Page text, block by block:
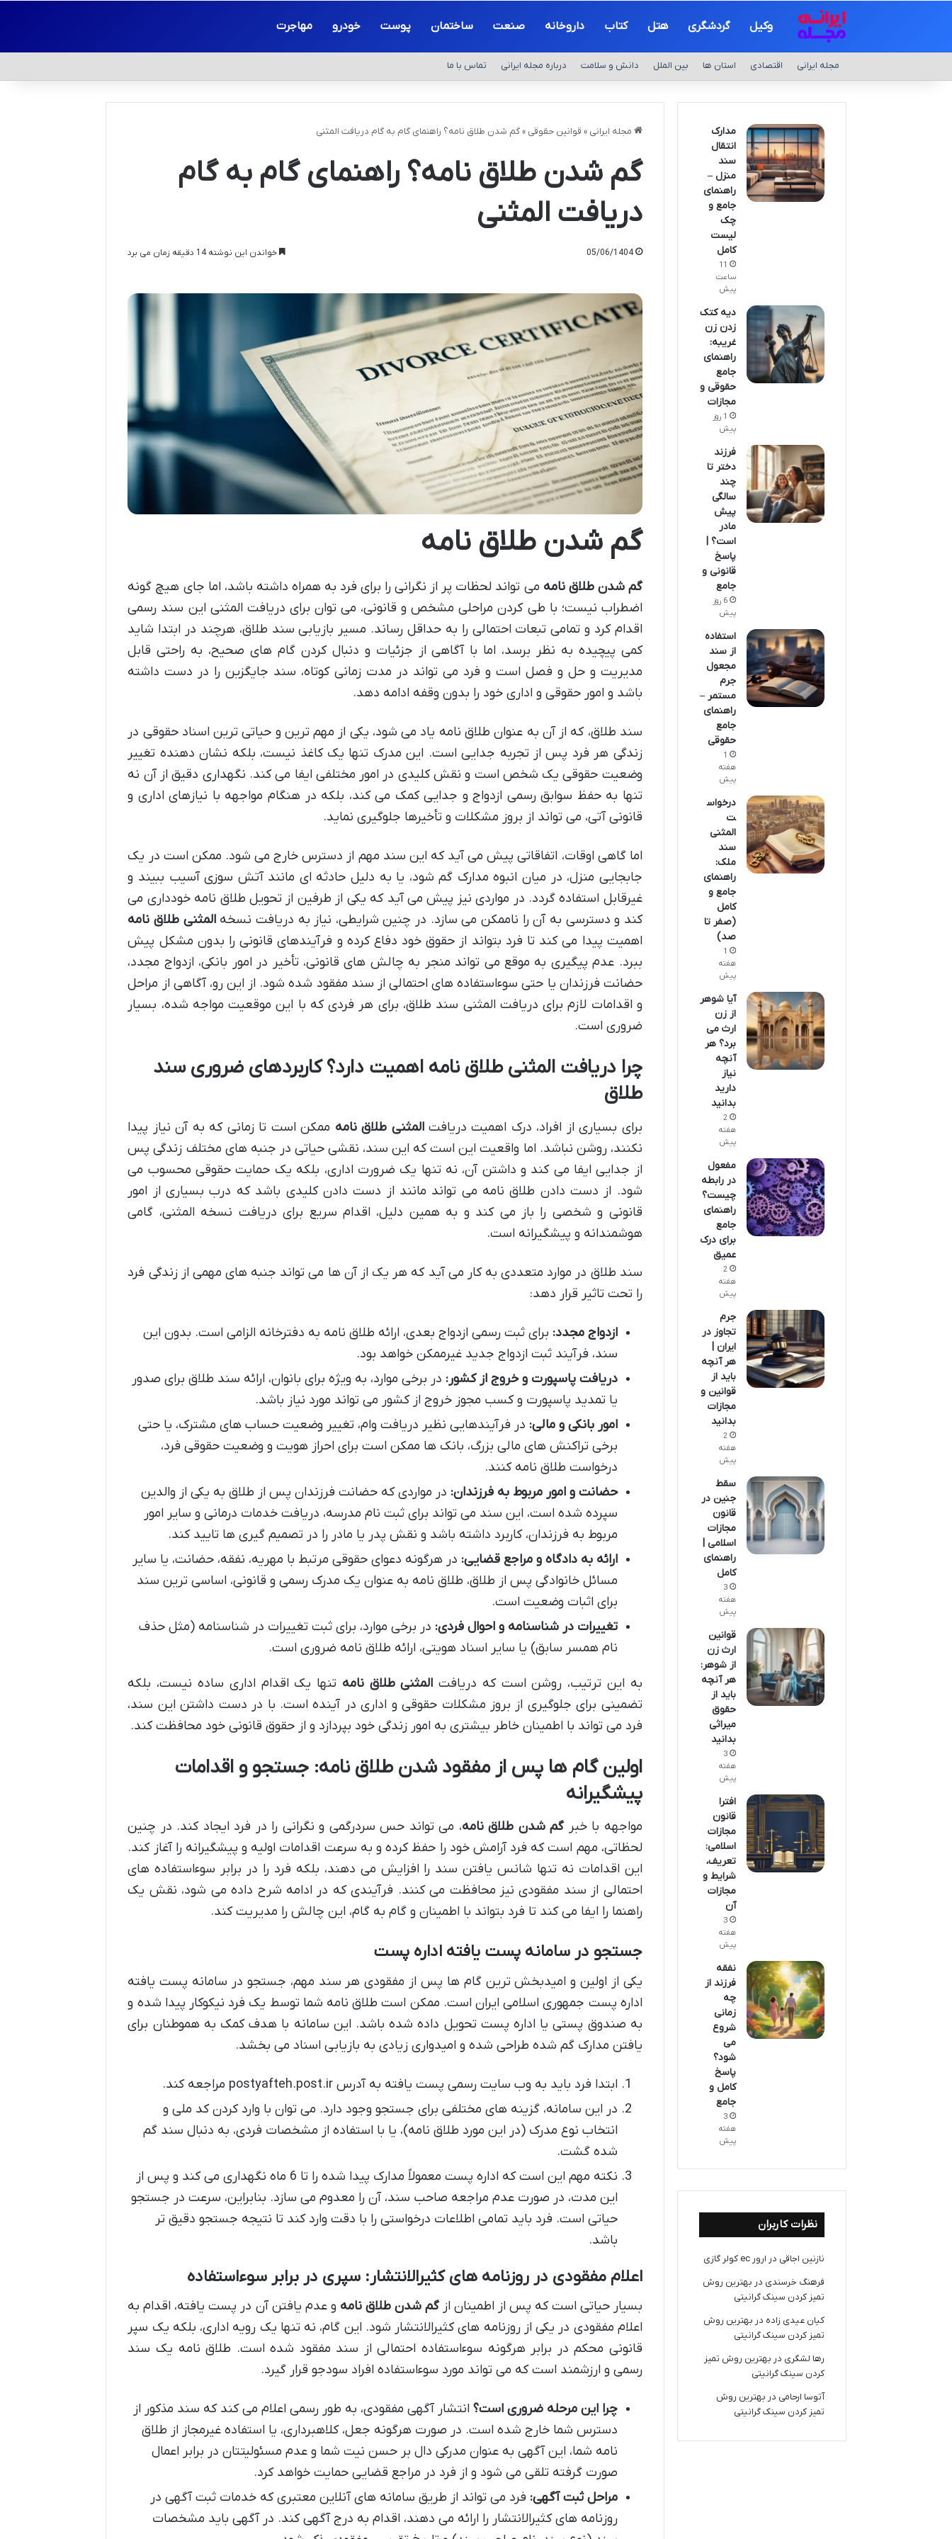
وکیل گردشگری هتل کتاب داروخانه صنعت ساختمان پوست خودرو مهاجرت
مجله ایرانی اقتصادی استان ها بین الملل دانش و سلامت درباره مجله ایرانی تماس با ما
مجله ایرانی » قوانین حقوقی » گم شدن طلاق نامه؟ راهنمای گام به گام دریافت المثنی
گم شدن طلاق نامه؟ راهنمای گام به گام
دریافت المثنی
05/06/1404 خواندن این نوشته 14 دقیقه زمان می برد
گم شدن طلاق نامه
گم شدن طلاق نامه می تواند لحظات پر از نگرانی را برای فرد به همراه داشته باشد، اما جای هیچ گونه
اضطراب نیست؛ با طی کردن مراحلی مشخص و قانونی، می توان برای دریافت المثنی این سند رسمی
اقدام کرد و تمامی تبعات احتمالی را به حداقل رساند. مسیر بازیابی سند طلاق، هرچند در ابتدا شاید
کمی پیچیده به نظر برسد، اما با آگاهی از جزئیات و دنبال کردن گام های صحیح، به راحتی قابل
مدیریت و حل و فصل است و فرد می تواند در مدت زمانی کوتاه، سند جایگزین را در دست داشته
باشد و امور حقوقی و اداری خود را بدون وقفه ادامه دهد.
سند طلاق، که از آن به عنوان طلاق نامه یاد می شود، یکی از مهم ترین و حیاتی ترین اسناد حقوقی در
زندگی هر فرد پس از تجربه جدایی است. این مدرک تنها یک کاغذ نیست، بلکه نشان دهنده تغییر
وضعیت حقوقی یک شخص است و نقش کلیدی در امور مختلفی ایفا می کند. نگهداری دقیق از آن نه
تنها به حفظ سوابق رسمی ازدواج و جدایی کمک می کند، بلکه در هنگام مواجهه با نیازهای اداری و
قانونی آتی، می تواند از بروز مشکلات و تأخیرها جلوگیری نماید.
اما گاهی اوقات، اتفاقاتی پیش می آید که این سند مهم از دسترس خارج می شود. ممکن است در یک
جابجایی منزل، در میان انبوه مدارک گم شود، یا به دلیل حادثه ای مانند آتش سوزی آسیب ببیند و
غیرقابل استفاده گردد. در مواردی نیز پیش می آید که یکی از طرفین از تحویل طلاق نامه خودداری می
کند و دسترسی به آن را ناممکن می سازد. در چنین شرایطی، نیاز به دریافت نسخهالمثنی طلاق نامه
اهمیت پیدا می کند تا فرد بتواند از حقوق خود دفاع کرده و فرآیندهای قانونی را بدون مشکل پیش
ببرد. عدم پیگیری به موقع می تواند منجر به چالش های قانونی، تأخیر در امور بانکی، ازدواج مجدد،
حضانت فرزندان یا حتی سوءاستفاده های احتمالی از سند مفقود شده شود. از این رو، آگاهی از مراحل
و اقدامات لازم برای دریافت المثنی سند طلاق، برای هر فردی که با این موقعیت مواجه شده، بسیار
ضروری است.
چرا دریافت المثنی طلاق نامه اهمیت دارد؟ کاربردهای ضروری سند
طلاق
برای بسیاری از افراد، درک اهمیت دریافتالمثنی طلاق نامه ممکن است تا زمانی که به آن نیاز پیدا
نکنند، روشن نباشد. اما واقعیت این است که این سند، نقشی حیاتی در جنبه های مختلف زندگی پس
از جدایی ایفا می کند و داشتن آن، نه تنها یک ضرورت اداری، بلکه یک حمایت حقوقی محسوب می
شود. از دست دادن طلاق نامه می تواند مانند از دست دادن کلیدی باشد که درب بسیاری از امور
قانونی و شخصی را باز می کند و به همین دلیل، اقدام سریع برای دریافت نسخه المثنی، گامی
هوشمندانه و پیشگیرانه است.
سند طلاق در موارد متعددی به کار می آید که هر یک از آن ها می تواند جنبه های مهمی از زندگی فرد
را تحت تاثیر قرار دهد:
ازدواج مجدد: برای ثبت رسمی ازدواج بعدی، ارائه طلاق نامه به دفترخانه الزامی است. بدون این
سند، فرآیند ثبت ازدواج جدید غیرممکن خواهد بود.
دریافت پاسپورت و خروج از کشور: در برخی موارد، به ویژه برای بانوان، ارائه سند طلاق برای صدور
یا تمدید پاسپورت و کسب مجوز خروج از کشور می تواند مورد نیاز باشد.
امور بانکی و مالی: در فرآیندهایی نظیر دریافت وام، تغییر وضعیت حساب های مشترک، یا حتی
برخی تراکنش های مالی بزرگ، بانک ها ممکن است برای احراز هویت و وضعیت حقوقی فرد،
درخواست طلاق نامه کنند.
حضانت و امور مربوط به فرزندان: در مواردی که حضانت فرزندان پس از طلاق به یکی از والدین
سپرده شده است، این سند می تواند برای ثبت نام مدرسه، دریافت خدمات درمانی و سایر امور
مربوط به فرزندان، کاربرد داشته باشد و نقش پدر یا مادر را در تصمیم گیری ها تایید کند.
ارائه به دادگاه و مراجع قضایی: در هرگونه دعوای حقوقی مرتبط با مهریه، نفقه، حضانت، یا سایر
مسائل خانوادگی پس از طلاق، طلاق نامه به عنوان یک مدرک رسمی و قانونی، اساسی ترین سند
برای اثبات وضعیت است.
تغییرات در شناسنامه و احوال فردی: در برخی موارد، برای ثبت تغییرات در شناسنامه (مثل حذف
نام همسر سابق) یا سایر اسناد هویتی، ارائه طلاق نامه ضروری است.
به این ترتیب، روشن است که دریافت المثنی طلاق نامه تنها یک اقدام اداری ساده نیست، بلکه
تضمینی برای جلوگیری از بروز مشکلات حقوقی و اداری در آینده است. با در دست داشتن این سند،
فرد می تواند با اطمینان خاطر بیشتری به امور زندگی خود بپردازد و از حقوق قانونی خود محافظت کند.
اولین گام ها پس از مفقود شدن طلاق نامه: جستجو و اقدامات
پیشگیرانه
مواجهه با خبرگم شدن طلاق نامه، می تواند حس سردرگمی و نگرانی را در فرد ایجاد کند. در چنین
لحظاتی، مهم است که فرد آرامش خود را حفظ کرده و به سرعت اقدامات اولیه و پیشگیرانه را آغاز کند.
این اقدامات نه تنها شانس یافتن سند را افزایش می دهند، بلکه فرد را در برابر سوءاستفاده های
احتمالی از سند مفقودی نیز محافظت می کنند. فرآیندی که در ادامه شرح داده می شود، نقش یک
راهنما را ایفا می کند تا فرد بتواند با اطمینان و گام به گام، این چالش را مدیریت کند.
جستجو در سامانه پست یافته اداره پست
یکی از اولین و امیدبخش ترین گام ها پس از مفقودی هر سند مهم، جستجو در سامانه پست یافته
اداره پست جمهوری اسلامی ایران است. ممکن است طلاق نامه شما توسط یک فرد نیکوکار پیدا شده و
به صندوق پستی یا اداره پست تحویل داده شده باشد. این سامانه با هدف کمک به هموطنان برای
یافتن مدارک گم شده طراحی شده و امیدواری زیادی به بازیابی اسناد می بخشد.
ابتدا فرد باید به وب سایت رسمی پست یافته به آدرس postyafteh.post.ir مراجعه کند.
در این سامانه، گزینه های مختلفی برای جستجو وجود دارد. می توان با وارد کردن کد ملی و
انتخاب نوع مدرک (در این مورد طلاق نامه)، یا با استفاده از مشخصات فردی، به دنبال سند گم
شده گشت.
نکته مهم این است که اداره پست معمولاً مدارک پیدا شده را تا 6 ماه نگهداری می کند و پس از
این مدت، در صورت عدم مراجعه صاحب سند، آن را معدوم می سازد. بنابراین، سرعت در جستجو
حیاتی است. فرد باید تمامی اطلاعات درخواستی را با دقت وارد کند تا نتیجه جستجو دقیق تر
باشد.
اعلام مفقودی در روزنامه های کثیرالانتشار: سپری در برابر سوءاستفاده
بسیار حیاتی است که پس از اطمینان ازگم شدن طلاق نامه و عدم یافتن آن در پست یافته، اقدام به
اعلام مفقودی در یکی از روزنامه های کثیرالانتشار شود. این گام، نه تنها یک رویه اداری، بلکه یک سپر
قانونی محکم در برابر هرگونه سوءاستفاده احتمالی از سند مفقود شده است. طلاق نامه یک سند
رسمی و ارزشمند است که می تواند مورد سوءاستفاده افراد سودجو قرار گیرد.
چرا این مرحله ضروری است؟ انتشار آگهی مفقودی، به طور رسمی اعلام می کند که سند مذکور از
دسترس شما خارج شده است. در صورت هرگونه جعل، کلاهبرداری، یا استفاده غیرمجاز از طلاق
نامه شما، این آگهی به عنوان مدرکی دال بر حسن نیت شما و عدم مسئولیتتان در برابر اعمال
صورت گرفته تلقی می شود و از فرد در مراجع قضایی حمایت خواهد کرد.
مراحل ثبت آگهی: فرد می تواند از طریق سامانه های آنلاین معتبری که خدمات ثبت آگهی در
روزنامه های کثیرالانتشار را ارائه می دهند، اقدام به درج آگهی کند. در آگهی باید مشخصات
مدارک
انتقال
سند
منزل –
راهنمای
جامع و
چک
لیست
کامل
11
ساعت
پیش
دیه کتک
زدن زن
غریبه:
راهنمای
جامع
حقوقی و
مجازات
1 روز
پیش
فرزند
دختر تا
چند
سالگی
پیش
مادر
است؟ |
پاسخ
قانونی و
جامع
6 روز
پیش
استفاده
از سند
مجعول
جرم
مستمر –
راهنمای
جامع
حقوقی
1
هفته
پیش
درخواس
ت
المثنی
سند
ملک:
راهنمای
جامع و
کامل
(صفر تا
صد)
1
هفته
پیش
آیا شوهر
از زن
ارث می
برد؟ هر
آنچه
نیاز
دارید
بدانید
2
هفته
پیش
مفعول
در رابطه
چیست؟
راهنمای
جامع
برای درک
عمیق
2
هفته
پیش
جرم
تجاوز در
ایران |
هر آنچه
باید از
قوانین و
مجازات
بدانید
2
هفته
پیش
سقط
جنین در
قانون
مجازات
اسلامی |
راهنمای
کامل
3
هفته
پیش
قوانین
ارث زن
از شوهر:
هر آنچه
باید از
حقوق
میراثی
بدانید
3
هفته
پیش
افترا
قانون
مجازات
اسلامی:
تعریف،
شرایط و
مجازات
آن
3
هفته
پیش
نفقه
فرزند از
چه
زمانی
شروع
می
شود؟
پاسخ
کامل و
جامع
3
هفته
پیش
نظرات کاربران
نازنین اجاقی در ارور ec کولر گازی
فرهنگ خرسندی در بهترین روش
تمیز کردن سینک گرانیتی
کیان عیدی زاده در بهترین روش
تمیز کردن سینک گرانیتی
رها لشگری در بهترین روش تمیز
کردن سینک گرانیتی
آتوسا ارحامی در بهترین روش
تمیز کردن سینک گرانیتی